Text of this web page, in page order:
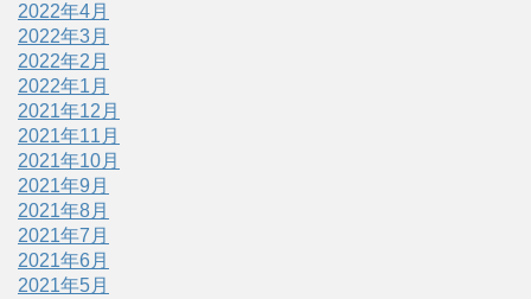
2022年4月
2022年3月
2022年2月
2022年1月
2021年12月
2021年11月
2021年10月
2021年9月
2021年8月
2021年7月
2021年6月
2021年5月